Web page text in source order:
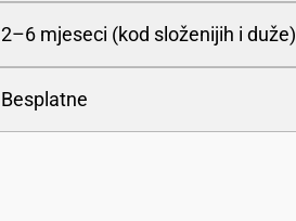
2–6 mjeseci (kod složenijih i duže)
Besplatne